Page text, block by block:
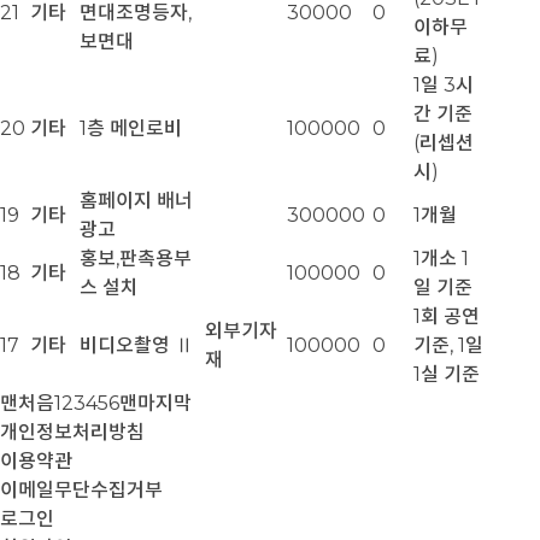
21 기타
면대조명등자,
보면대
30000 0
이하무
료)
20 기타 1층 메인로비 100000 0
1일 3시
간 기준
(리셉션
시)
19 기타
홈페이지 배너
광고
300000 0 1개월
18 기타
홍보,판촉용부
스 설치
100000 0
1개소 1
일 기준
17 기타 비디오촬영 Ⅱ
외부기자
재
100000 0
1회 공연
기준, 1일
1실 기준
맨처음123456맨마지막
개인정보처리방침
이용약관
이메일무단수집거부
로그인